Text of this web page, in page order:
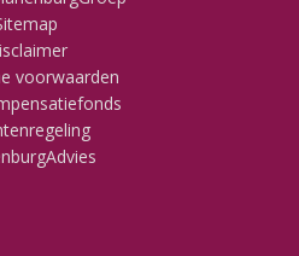
voorwaarden